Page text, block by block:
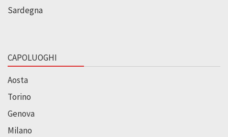
Sardegna
CAPOLUOGHI
Aosta
Torino
Genova
Milano